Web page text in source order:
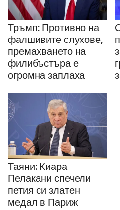
Тръмп: Противно на
фалшивите слухове,
премахването на
филибъстъра е
огромна заплаха
Таяни: Киара
Пелакани спечели
петия си златен
медал в Париж